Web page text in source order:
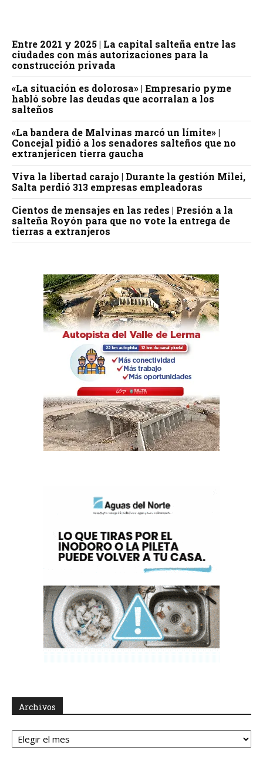
Entre 2021 y 2025 | La capital salteña entre las
ciudades con más autorizaciones para la
construcción privada
«La situación es dolorosa» | Empresario pyme
habló sobre las deudas que acorralan a los
salteños
«La bandera de Malvinas marcó un límite» |
Concejal pidió a los senadores salteños que no
extranjericen tierra gaucha
Viva la libertad carajo | Durante la gestión Milei,
Salta perdió 313 empresas empleadoras
Cientos de mensajes en las redes | Presión a la
salteña Royón para que no vote la entrega de
tierras a extranjeros
Archivos
Archivos